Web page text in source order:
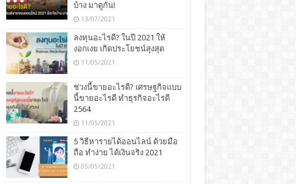
บ้าง มาดูกัน!
13/07/2021
ลงทุนอะไรดี? ในปี 2021 ให้
งอกเงย เกิดประโยชน์สุงสุด
11/05/2021
ช่วงนี้ขายอะไรดี? เศรษฐกิจแบบ
นี้ขายอะไรดี ทำธุรกิจอะไรดี
2564
11/05/2021
5 วิธีหารายได้ออนไลน์ ด้วยมือ
ถือ ทำง่าย ได้เงินจริง 2021
05/05/2021